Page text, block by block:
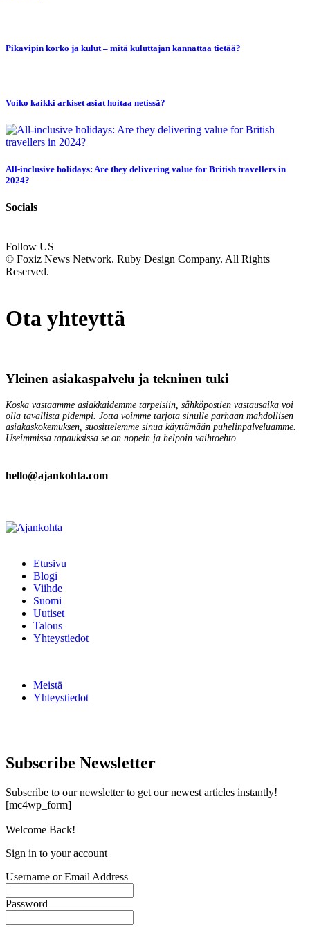
Pikavipin korko ja kulut – mitä kuluttajan kannattaa tietää?
Voiko kaikki arkiset asiat hoitaa netissä?
All-inclusive holidays: Are they delivering value for British travellers in
2024?
Socials
Follow US
© Foxiz News Network. Ruby Design Company. All Rights
Reserved.
Ota yhteyttä
Yleinen asiakaspalvelu ja tekninen tuki
Koska vastaamme asiakkaidemme tarpeisiin, sähköpostien vastausaika voi
olla tavallista pidempi. Jotta voimme tarjota sinulle parhaan mahdollisen
asiakaskokemuksen, suosittelemme sinua käyttämään puhelinpalveluamme.
Useimmissa tapauksissa se on nopein ja helpoin vaihtoehto.
hello@ajankohta.com
Etusivu
Blogi
Viihde
Suomi
Uutiset
Talous
Yhteystiedot
Meistä
Yhteystiedot
Subscribe Newsletter
Subscribe to our newsletter to get our newest articles instantly!
[mc4wp_form]
Welcome Back!
Sign in to your account
Username or Email Address
Password